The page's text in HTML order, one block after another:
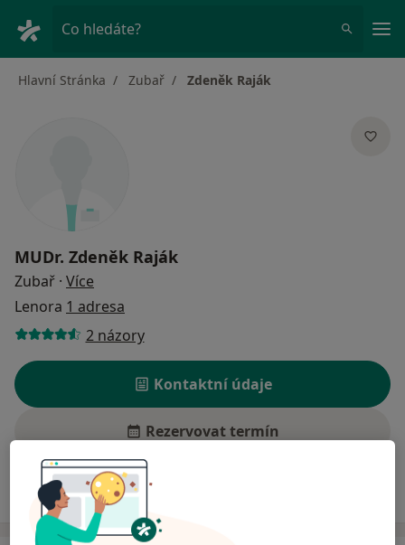
Co hledáte?
Hlavní Stránka Zubař Zdeněk Raják
MUDr. Zdeněk Raják
Zubař · Více
Lenora 1 adresa
2 názory
Kontaktní údaje
Rezervovat termín
Ceník Adresy